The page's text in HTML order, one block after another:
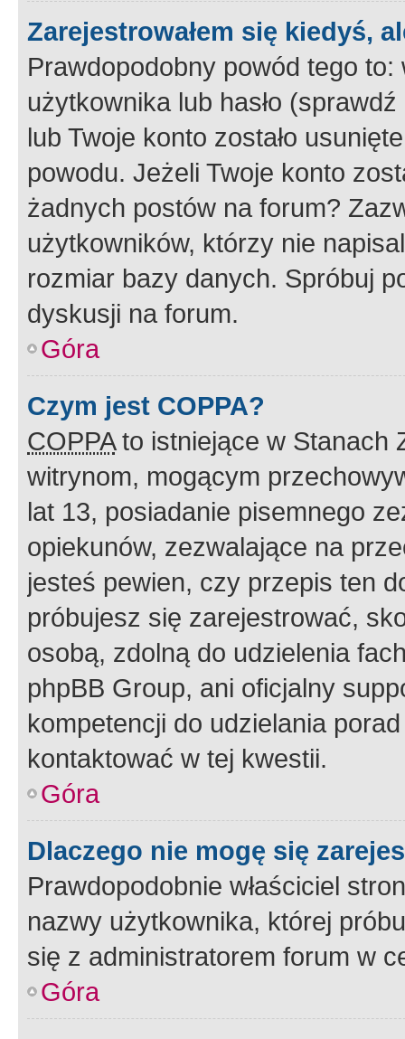
Zarejestrowałem się kiedyś,
Prawdopodobny powód tego to:
użytkownika lub hasło
lub Twoje konto zostało
powodu. Jeżeli Twoje konto
żadnych postów na forum?
użytkowników, którzy nie
rozmiar bazy danych. Spróbuj
dyskusji na forum.
Góra
Czym jest COPPA?
COPPAto istniejące w Stanach
witrynom, mogącym
lat 13, posiadanie pisemnego
opiekunów, zezwalające na
jesteś pewien, czy przepis ten
próbujesz się zarejestrować,
osobą, zdolną do udzielenia
phpBB Group, ani oficjalny
kompetencji do udzielania
kontaktować w tej kwestii.
Góra
Dlaczego nie mogę się
Prawdopodobnie właściciel
nazwy użytkownika, której
się z administratorem forum w
Góra